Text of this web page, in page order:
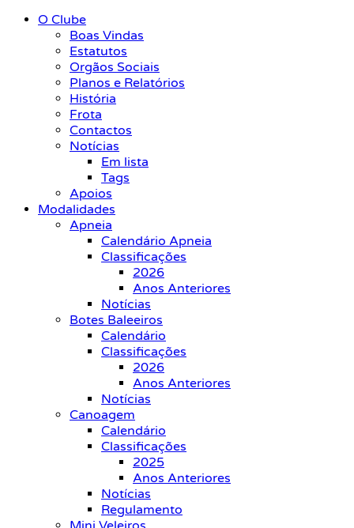
O Clube
Boas Vindas
Estatutos
Orgãos Sociais
Planos e Relatórios
História
Frota
Contactos
Notícias
Em lista
Tags
Apoios
Modalidades
Apneia
Calendário Apneia
Classificações
2026
Anos Anteriores
Notícias
Botes Baleeiros
Calendário
Classificações
2026
Anos Anteriores
Notícias
Canoagem
Calendário
Classificações
2025
Anos Anteriores
Notícias
Regulamento